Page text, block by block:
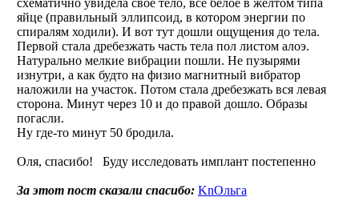
яйце (правильный эллипсоид, в котором энергии по
спиралям ходили). И вот тут дошли ощущения до тела.
Первой стала дребезжать часть тела пол листом алоэ.
Натурально мелкие вибрации пошли. Не пузырями
изнутри, а как будто на физио магнитный вибратор
наложили на участок. Потом стала дребезжать вся левая
сторона. Минут через 10 и до правой дошло. Образы
погасли.
Ну где-то минут 50 бродила.
Оля, спасибо! Буду исследовать имплант постепенно
За этот пост сказали спасибо: KnОльга